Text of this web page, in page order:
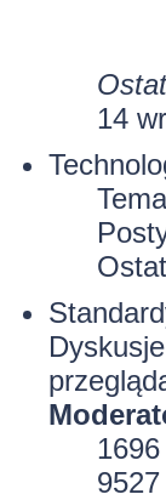
14
1696
9527